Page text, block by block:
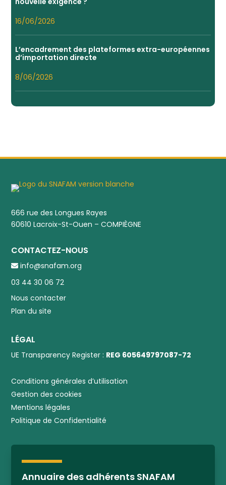
16/06/2026
L’encadrement des plateformes extra-européennes
d’importation directe
8/06/2026
666 rue des Longues Rayes
60610 Lacroix-St-Ouen – COMPIÈGNE
CONTACTEZ-NOUS
info@snafam.org
03 44 30 06 72
Nous contacter
Plan du site
LÉGAL
UE Transparency Register : REG 605649797087-72
Conditions générales d’utilisation
Gestion des cookies
Mentions légales
Politique de Confidentialité
Annuaire des adhérents SNAFAM